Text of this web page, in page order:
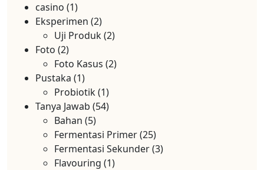
casino (1)
Eksperimen (2)
Uji Produk(2)
Foto (2)
Foto Kasus (2)
Pustaka (1)
Probiotik(1)
Tanya Jawab (54)
Bahan (5)
Fermentasi Primer(25)
Fermentasi Sekunder(3)
Flavouring (1)